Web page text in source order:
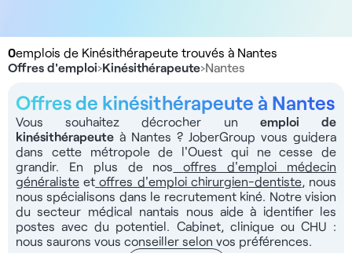
0emplois de Kinésithérapeute trouvés à Nantes
Offres d'emploi›Kinésithérapeute›Nantes
Offres de kinésithérapeute à Nantes
Vous souhaitez décrocher un emploi de
kinésithérapeute à Nantes ? JoberGroup vous guidera
dans cette métropole de l'Ouest qui ne cesse de
grandir. En plus de nos
offres d'emploi médecin
généraliste et offres d'emploi chirurgien-dentiste, nous
nous spécialisons dans le recrutement kiné. Notre vision
du secteur médical nantais nous aide à identifier les
postes avec du potentiel. Cabinet, clinique ou CHU :
nous saurons vous conseiller selon vos préférences.